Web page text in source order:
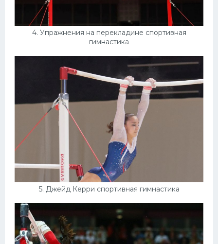
4. Упражнения на перекладине спортивная
гимнастика
5. Джейд Керри спортивная гимнастика